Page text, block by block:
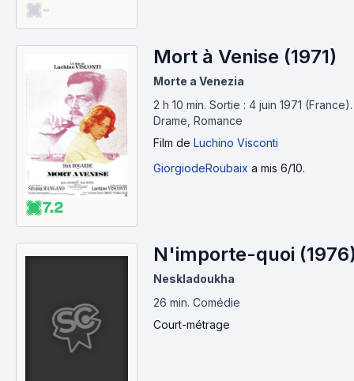
-
7.2
Mort à Venise (1971)
Morte a Venezia
2 h 10 min. Sortie : 4 juin 1971 (France).
Drame, Romance
Film de Luchino Visconti
GiorgiodeRoubaix a mis 6/10.
N'importe-quoi
Neskladoukha
26 min. Comédie
Court-métrage